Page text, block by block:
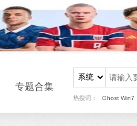
专题合集
热搜词： Ghost Win7